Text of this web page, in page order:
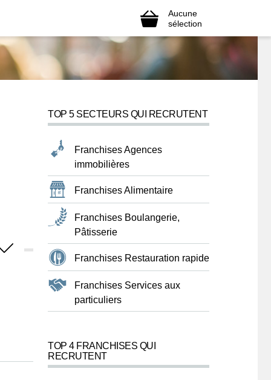
Aucune
sélection
TOP 5 SECTEURS QUI RECRUTENT
Franchises Agences
immobilières
Franchises Alimentaire
Franchises Boulangerie,
Pâtisserie
Franchises Restauration rapide
Franchises Services aux
particuliers
TOP 4 FRANCHISES QUI
RECRUTENT